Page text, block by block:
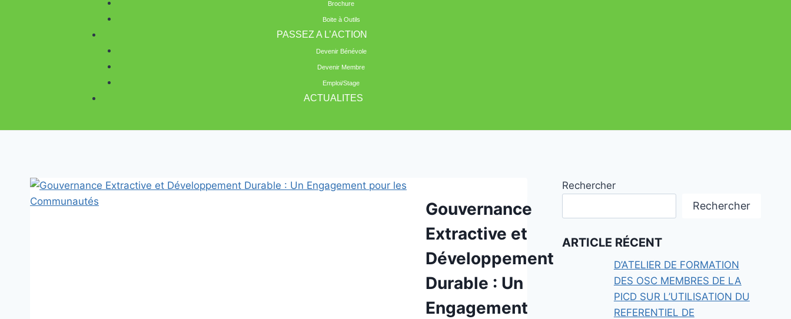
Brochure
Boite à Outils
PASSEZ A L’ACTION
Devenir Bénévole
Devenir Membre
Emploi/Stage
ACTUALITES
Gouvernance
Extractive et
Développement
Durable : Un
Engagement
Rechercher
Rechercher
ARTICLE RÉCENT
D’ATELIER DE FORMATION
DES OSC MEMBRES DE LA
PICD SUR L’UTILISATION DU
REFERENTIEL DE